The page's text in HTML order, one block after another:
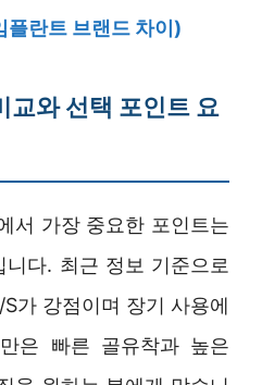
플란트 브랜드 차이)
교와 선택 포인트 요
서 가장 중요한 포인트는
다. 최근 정보 기준으로
가 강점이며 장기 사용에
은 빠른 골유착과 높은